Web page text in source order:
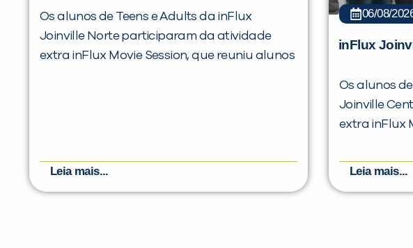
Os alunos de Teens e Adults da inFlux
Joinville Norte participaram da atividade
extra inFlux Movie Session, que reuniu alunos
Leia mais...
06/08/
inFlux
Os alunos
Joinville
extra inFlux
Leia mais...